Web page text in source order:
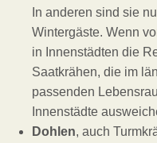
In anderen sind sie
Wintergäste. Wenn
in Innenstädten die
Saatkrähen, die im
passenden
Innenstädte
Dohlen, auch